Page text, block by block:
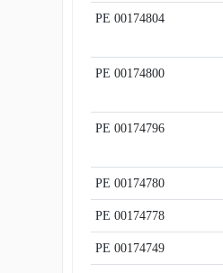
PE 00174804
PE 00174800
PE 00174796
PE 00174780
PE 00174778
PE 00174749